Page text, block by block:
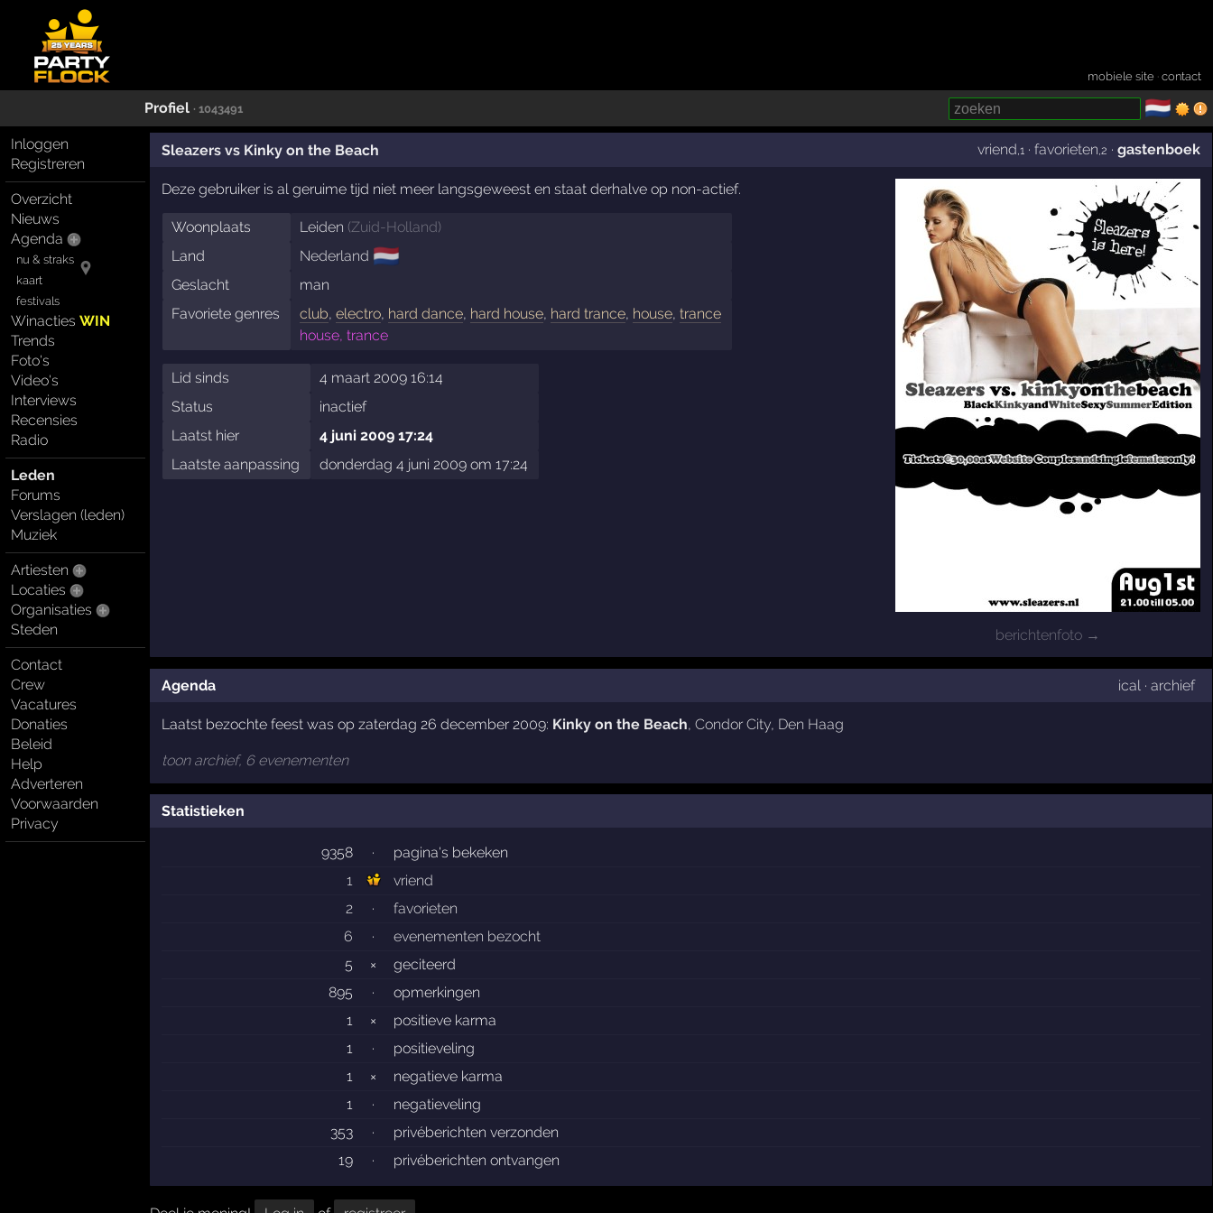
mobiele site ·contact
Profiel · 1043491 🇳🇱
Inloggen
Registreren
Overzicht
Nieuws
Agenda
nu & straks
kaart
festivals
WinactiesWIN
Trends
Foto's
Video's
Interviews
Recensies
Radio
Leden
Forums
Verslagen (leden)
Muziek
Artiesten
Locaties
Organisaties
Steden
Contact
Crew
Vacatures
Donaties
Beleid
Help
Adverteren
Voorwaarden
Privacy
Sleazers vs Kinky on the Beach vriend ,1 ·favorieten ,2 ·gastenboek
berichtenfoto →
Deze gebruiker is al geruime tijd niet meer langsgeweest en staat derhalve op non-actief.
Woonplaats Leiden (Zuid-Holland)
Land
Nederland 🇳🇱
Geslacht
man
Favoriete genres
club,electro, hard dance, hard house, hard trance, house,trance
house, trance
Lid sinds
4 maart 2009 16:14
Status
inactief
Laatst hier
4 juni 2009 17:24
Laatste aanpassing
donderdag 4 juni 2009 om 17:24
Agenda ical · archief
Laatst bezochte feest was op zaterdag 26 december 2009: Kinky on the Beach, Condor City, Den Haag
toon archief, 6 evenementen
Statistieken
9358 ·
pagina's bekeken
1
vriend
2
·
favorieten
6
·
evenementen bezocht
5
×
geciteerd
895
·
opmerkingen
1
×
positieve karma
1
·
positieveling
1
×
negatieve karma
1
·
negatieveling
353
·
privéberichten verzonden
19
· privéberichten ontvangen